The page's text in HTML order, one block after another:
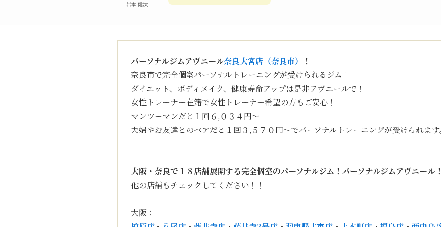
岩本 健汰
パーソナルジムアヴニール奈良大宮店（奈良市）
！
奈良市で完全個室パーソナルトレーニングが受けられるジム！
ダイエット、ボディメイク、健康寿命アップは是非アヴニールで！
女性トレーナー在籍で女性トレーナー希望の方もご安心！
マンツーマンだと１回６,０３４円〜
夫婦やお友達とのペアだと１回３,５７０円〜でパーソナルトレーニングが受けられま
大阪・奈良で１８店舗展開する完全個室のパーソナルジム！パーソナルジムアヴニール
他の店舗もチェックしてください！！
大阪：